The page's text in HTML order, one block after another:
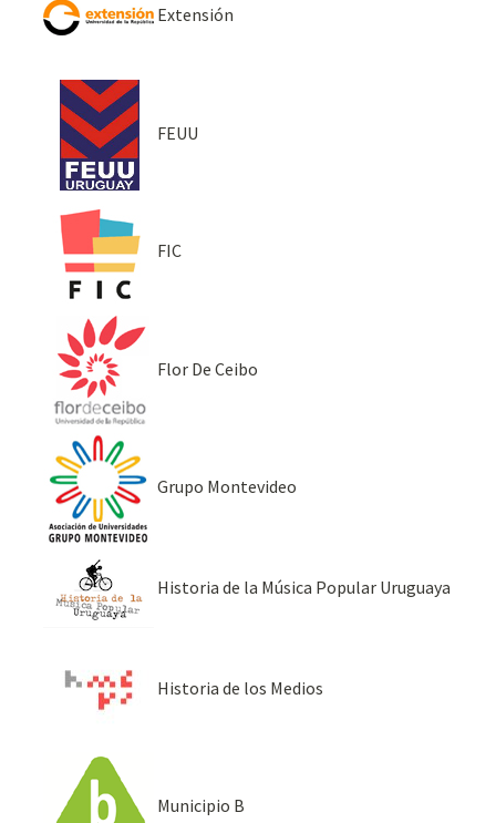
Extensión
FEUU
FIC
Flor De Ceibo
Grupo Montevideo
Historia de la Música Popular Uruguaya
Historia de los Medios
Municipio B